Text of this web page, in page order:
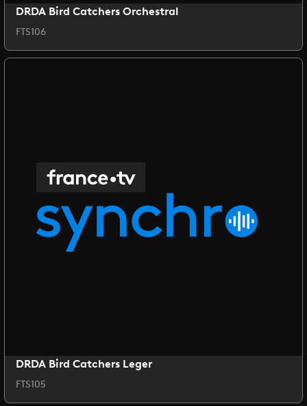
DRDA Bird Catchers Orchestral
FTS106
DRDA Bird Catchers Leger
FTS105